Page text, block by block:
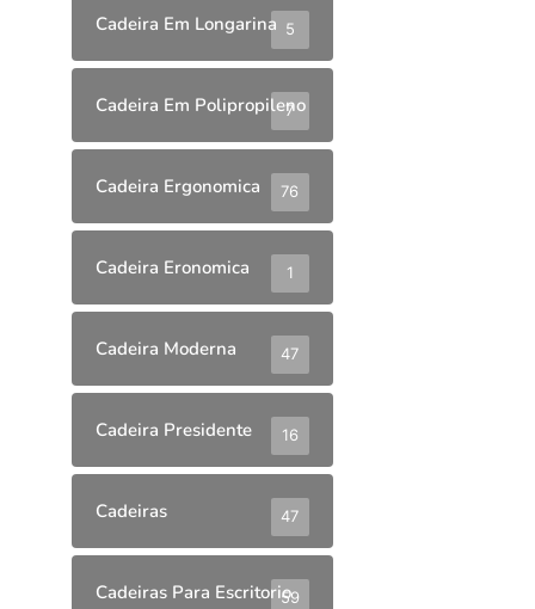
Cadeira Em Longarina 5
Cadeira Em Polipropileno
7
Cadeira Ergonomica 76
Cadeira Eronomica 1
Cadeira Moderna 47
Cadeira Presidente 16
Cadeiras 47
Cadeiras Para Escritorio59